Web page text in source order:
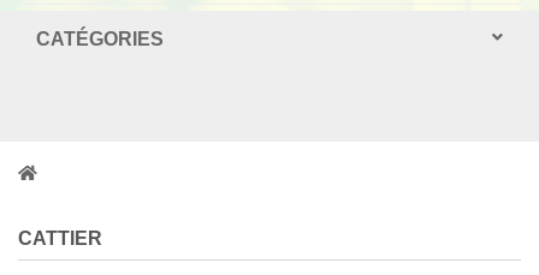
CATÉGORIES
CATTIER